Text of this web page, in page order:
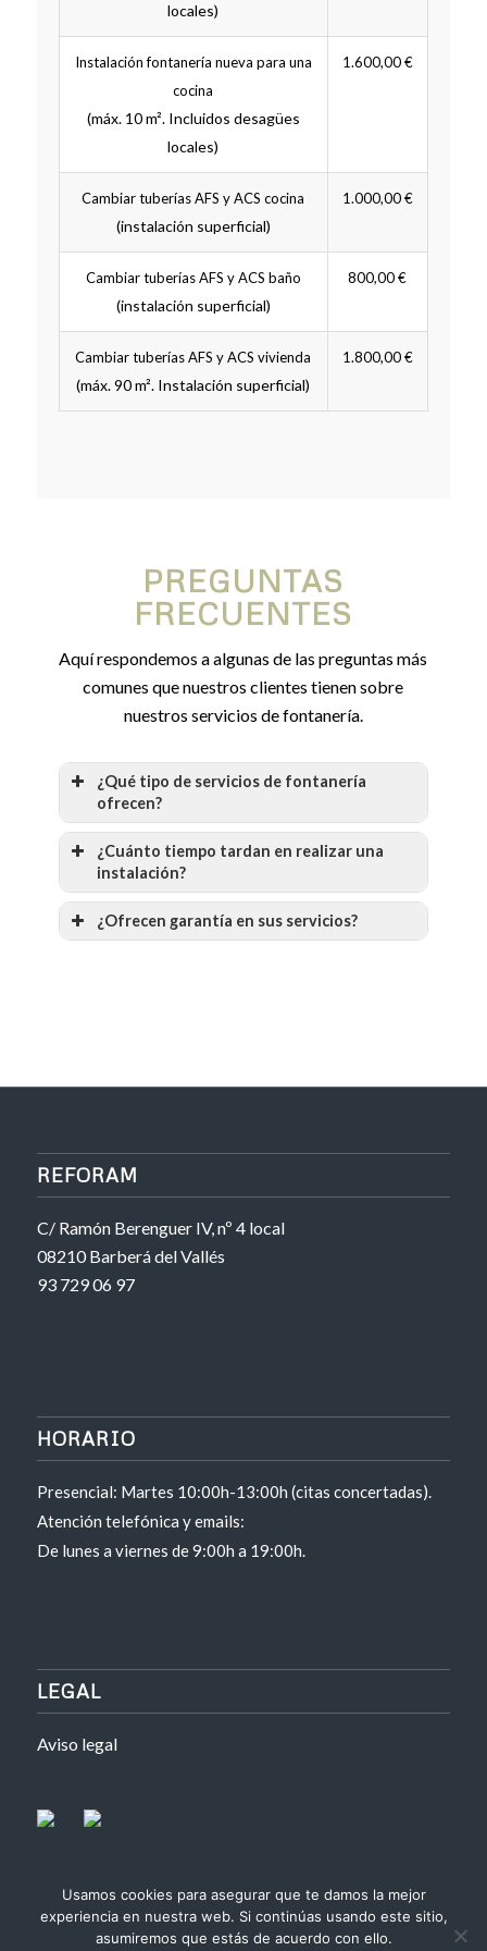
locales)
Instalación fontanería nueva para una
cocina
(máx. 10 m². Incluidos desagües
locales)
1.600,00 €
Cambiar tuberías AFS y ACS cocina
(instalación superficial)
1.000,00 €
Cambiar tuberías AFS y ACS baño
(instalación superficial)
800,00 €
Cambiar tuberías AFS y ACS vivienda
(máx. 90 m². Instalación superficial)
1.800,00 €
PREGUNTAS
FRECUENTES
Aquí respondemos a algunas de las preguntas más
comunes que nuestros clientes tienen sobre
nuestros servicios de fontanería.
¿Qué tipo de servicios de fontanería
ofrecen?
¿Cuánto tiempo tardan en realizar una
instalación?
¿Ofrecen garantía en sus servicios?
REFORAM
C/ Ramón Berenguer IV, nº 4 local
08210 Barberá del Vallés
93 729 06 97
HORARIO
Presencial: Martes 10:00h-13:00h (citas concertadas).
Atención telefónica y emails:
De lunes a viernes de 9:00h a 19:00h.
LEGAL
Aviso legal
Usamos cookies para asegurar que te damos la mejor
experiencia en nuestra web. Si continúas usando este sitio,
asumiremos que estás de acuerdo con ello.